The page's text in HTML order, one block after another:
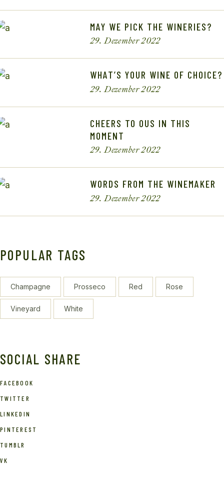
MAY WE PICK THE WINERIES?
29. Dezember 2022
WHAT’S YOUR WINE OF CHOICE?
29. Dezember 2022
CHEERS TO OUS IN THIS
MOMENT
29. Dezember 2022
WORDS FROM THE WINEMAKER
29. Dezember 2022
POPULAR TAGS
Champagne Prosseco Red Rose
Vineyard White
SOCIAL SHARE
FACEBOOK
TWITTER
LINKEDIN
PINTEREST
TUMBLR
VK